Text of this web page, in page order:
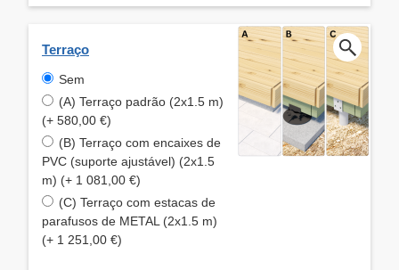
Terraço
Sem
(A) Terraço padrão (2x1.5 m)
(+ 580,00 €)
(B) Terraço com encaixes de
PVC (suporte ajustável) (2x1.5
m) (+ 1 081,00 €)
(C) Terraço com estacas de
parafusos de METAL (2x1.5 m)
(+ 1 251,00 €)